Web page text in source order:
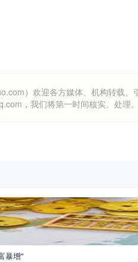
）欢迎各方媒体、机构转载
，我们将第一时间核实、处理
暴增"